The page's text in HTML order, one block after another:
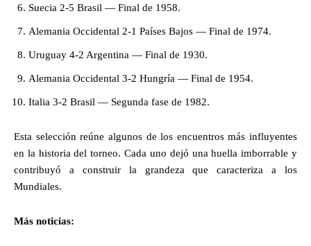
Suecia 2-5 Brasil — Final de 1958.
Alemania Occidental 2-1 Países Bajos — Final de 1974.
Uruguay 4-2 Argentina — Final de 1930.
Alemania Occidental 3-2 Hungría — Final de 1954.
Italia 3-2 Brasil — Segunda fase de 1982.
Esta selección reúne algunos de los encuentros más influyentes
en la historia del torneo. Cada uno dejó una huella imborrable y
contribuyó a construir la grandeza que caracteriza a los
Mundiales.
Más noticias: